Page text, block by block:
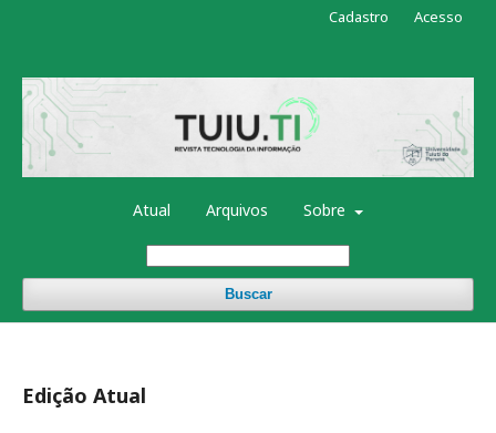
Atual Arquivos Sobre
Buscar
Cadastro Acesso
Edição Atual